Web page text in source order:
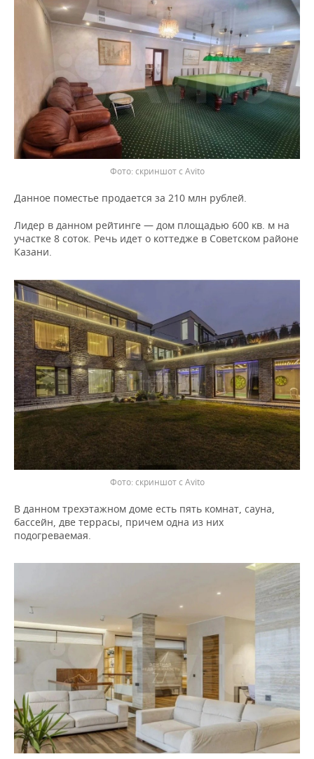
скриншот с Avito
Данное поместье продается за 210 млн рублей.
Лидер в данном рейтинге — дом площадью 600 кв. м на
участке 8 соток. Речь идет о коттедже в Советском районе
Казани.
скриншот с Avito
В данном трехэтажном доме есть пять комнат, сауна,
бассейн, две террасы, причем одна из них
подогреваемая.